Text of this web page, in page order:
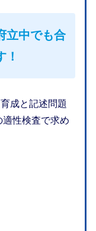
立中でも合
！
成と記述問題
性検査で求め